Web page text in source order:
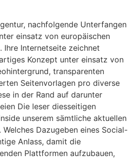
nachfolgende Unterfangen
einsatz von europäischen
Internetseite zeichnet
Konzept unter einsatz von
transparenten
Seitenvorlagen pro diverse
in der Rand auf darunter
Die leser diesseitigen
unserem sämtliche aktuellen
Dazugeben eines Social-
Anlass, damit die
Plattformen aufzubauen,